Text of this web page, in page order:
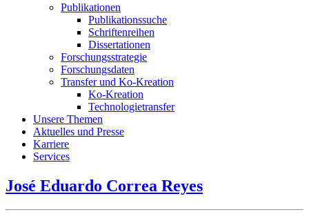
Publikationen
Publikationssuche
Schriftenreihen
Dissertationen
Forschungsstrategie
Forschungsdaten
Transfer und Ko-Kreation
Ko-Kreation
Technologietransfer
Unsere Themen
Aktuelles und Presse
Karriere
Services
José Eduardo Correa Reyes